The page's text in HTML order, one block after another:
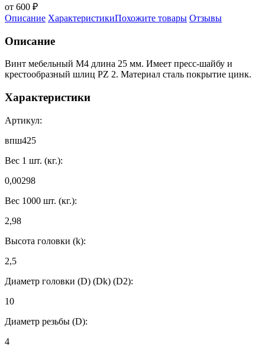
от 600 ₽
Описание ХарактеристикиПохожите товары Отзывы
Описание
Винт мебельный М4 длина 25 мм. Имеет пресс-шайбу и
крестообразный шлиц PZ 2. Материал сталь покрытие цинк.
Характеристики
Артикул:
впш425
Вес 1 шт. (кг.):
0,00298
Вес 1000 шт. (кг.):
2,98
Высота головки (k):
2,5
Диаметр головки (D) (Dk) (D2):
10
Диаметр резьбы (D):
4